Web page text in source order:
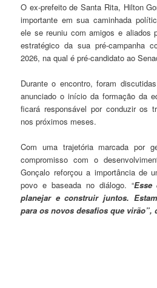
O ex-prefeito de Santa Rita, Hilton
importante em sua caminhada
ele se reuniu com amigos e aliados
estratégico da sua pré-campanha
2026, na qual é pré-candidato ao
Durante o encontro, foram
anunciado o início da formação da
ficará responsável por conduzir os
nos próximos meses.
Com uma trajetória marcada por
compromisso com o
Gonçalo reforçou a importância de
povo e baseada no diálogo. “Esse
planejar e construir juntos.
para os novos desafios que virão”,